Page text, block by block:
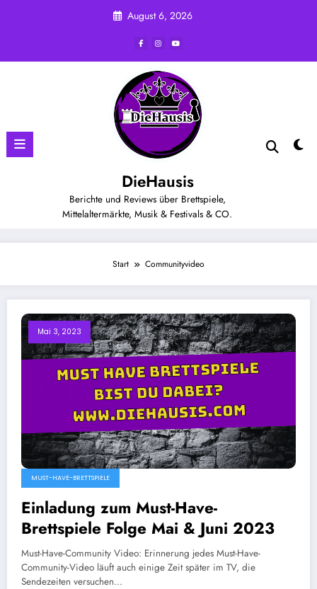
August 6, 2026
DieHausis
Berichte und Reviews über Brettspiele,
Mittelaltermärkte, Musik & Festivals & CO.
Start Communityvideo
Mai 3, 2023
MUST-HAVE-BRETTSPIELE
Einladung zum Must-Have-
Brettspiele Folge Mai & Juni 2023
Must-Have-Community Video: Erinnerung jedes Must-Have-
Community-Video läuft auch einige Zeit später im TV, die
Sendezeiten versuchen…